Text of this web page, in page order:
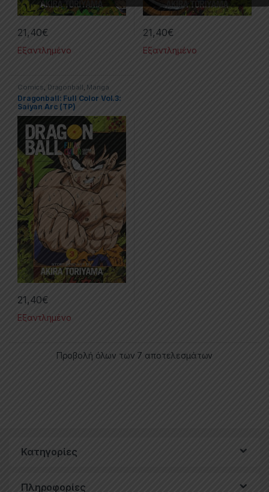
21,40€
Εξαντλημένο
21,40€
Εξαντλημένο
Comics , Dragonball, Manga
Dragonball: Full Color Vol.3:
Saiyan Arc (TP)
21,40€
Εξαντλημένο
Προβολή όλων των 7 αποτελεσμάτων
Κατηγορίες
Πληροφορίες